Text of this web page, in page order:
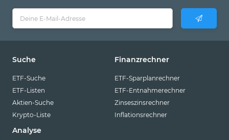
Suche
ETF-Suche
ETF-Listen
Aktien-Suche
Krypto-Liste
Analyse
Finanzrechner
ETF-Sparplanrechner
ETF-Entnahmerechner
Zinseszinsrechner
Inflationsrechner